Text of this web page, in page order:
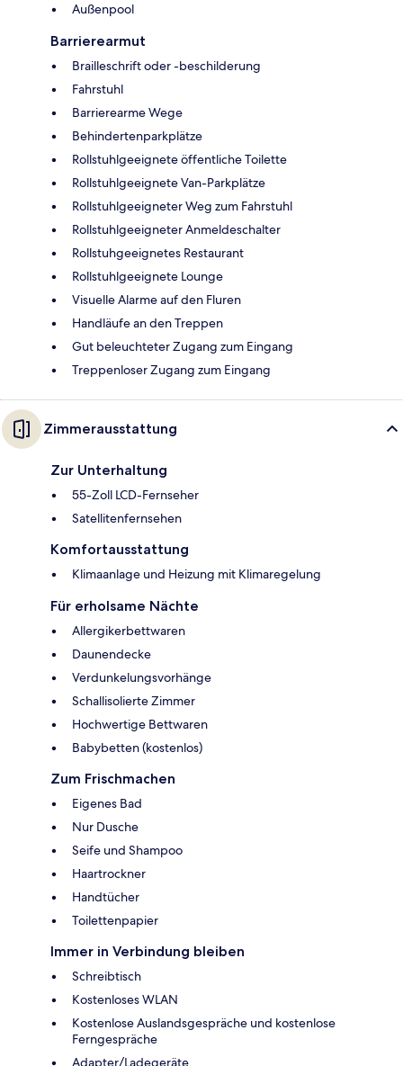
Außenpool
Barrierearmut
Brailleschrift oder -beschilderung
Fahrstuhl
Barrierearme Wege
Behindertenparkplätze
Rollstuhlgeeignete öffentliche Toilette
Rollstuhlgeeignete Van-Parkplätze
Rollstuhlgeeigneter Weg zum Fahrstuhl
Rollstuhlgeeigneter Anmeldeschalter
Rollstuhgeeignetes Restaurant
Rollstuhlgeeignete Lounge
Visuelle Alarme auf den Fluren
Handläufe an den Treppen
Gut beleuchteter Zugang zum Eingang
Treppenloser Zugang zum Eingang
Zimmerausstattung
Zur Unterhaltung
55-Zoll LCD-Fernseher
Satellitenfernsehen
Komfortausstattung
Klimaanlage und Heizung mit Klimaregelung
Für erholsame Nächte
Allergikerbettwaren
Daunendecke
Verdunkelungsvorhänge
Schallisolierte Zimmer
Hochwertige Bettwaren
Babybetten (kostenlos)
Zum Frischmachen
Eigenes Bad
Nur Dusche
Seife und Shampoo
Haartrockner
Handtücher
Toilettenpapier
Immer in Verbindung bleiben
Schreibtisch
Kostenloses WLAN
Kostenlose Auslandsgespräche und kostenlose
Ferngespräche
Adapter/Ladegeräte